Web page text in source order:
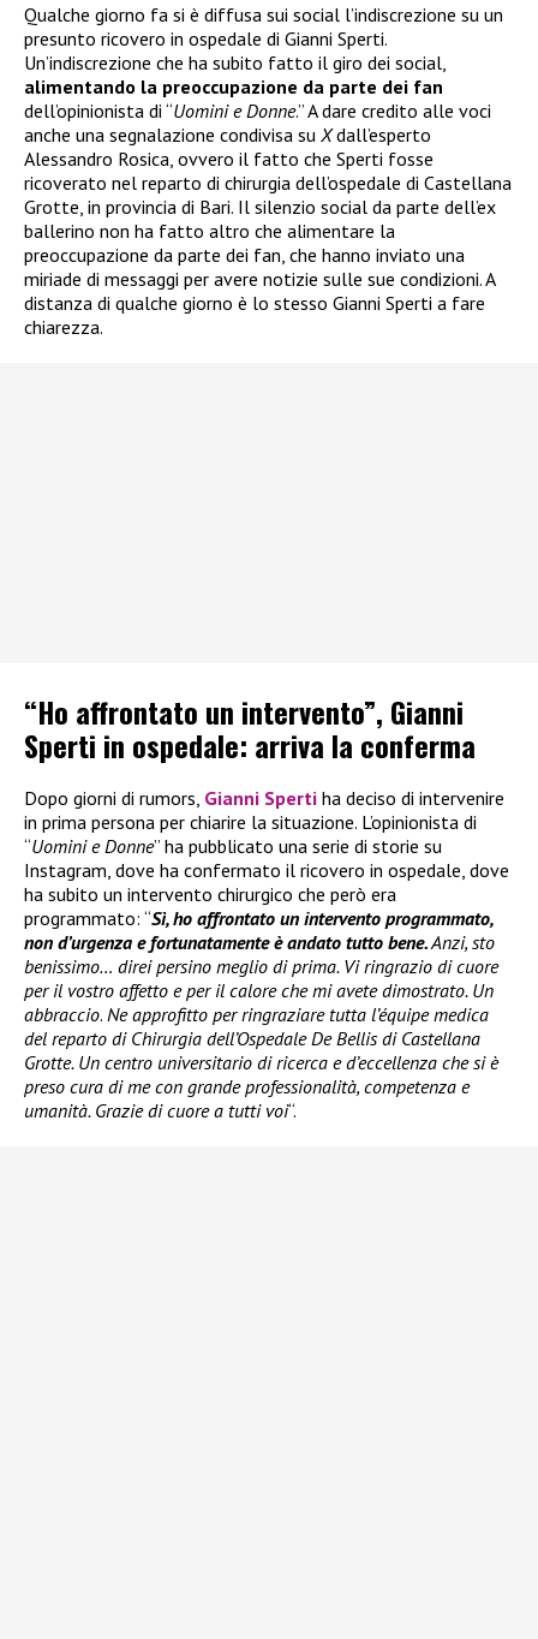
Qualche giorno fa si è diffusa sui social l’indiscrezione su un
presunto ricovero in ospedale di Gianni Sperti.
Un’indiscrezione che ha subito fatto il giro dei social,
alimentando la preoccupazione da parte dei fan
dell’opinionista di “Uomini e Donne.” A dare credito alle voci
anche una segnalazione condivisa su Xdall’esperto
Alessandro Rosica, ovvero il fatto che Sperti fosse
ricoverato nel reparto di chirurgia dell’ospedale di Castellana
Grotte, in provincia di Bari. Il silenzio social da parte dell’ex
ballerino non ha fatto altro che alimentare la
preoccupazione da parte dei fan, che hanno inviato una
miriade di messaggi per avere notizie sulle sue condizioni. A
distanza di qualche giorno è lo stesso Gianni Sperti a fare
chiarezza.
“Ho affrontato un intervento”, Gianni
Sperti in ospedale: arriva la conferma
Dopo giorni di rumors, Gianni Sperti ha deciso di intervenire
in prima persona per chiarire la situazione. L’opinionista di
“Uomini e Donne” ha pubblicato una serie di storie su
Instagram, dove ha confermato il ricovero in ospedale, dove
ha subito un intervento chirurgico che però era
programmato: “Sì, ho affrontato un intervento programmato,
non d’urgenza e fortunatamente è andato tutto bene.Anzi, sto
benissimo… direi persino meglio di prima. Vi ringrazio di cuore
per il vostro affetto e per il calore che mi avete dimostrato. Un
abbraccio. Ne approfitto per ringraziare tutta l’équipe medica
del reparto di Chirurgia dell’Ospedale De Bellis di Castellana
Grotte. Un centro universitario di ricerca e d’eccellenza che si è
preso cura di me con grande professionalità, competenza e
umanità. Grazie di cuore a tutti voi“.